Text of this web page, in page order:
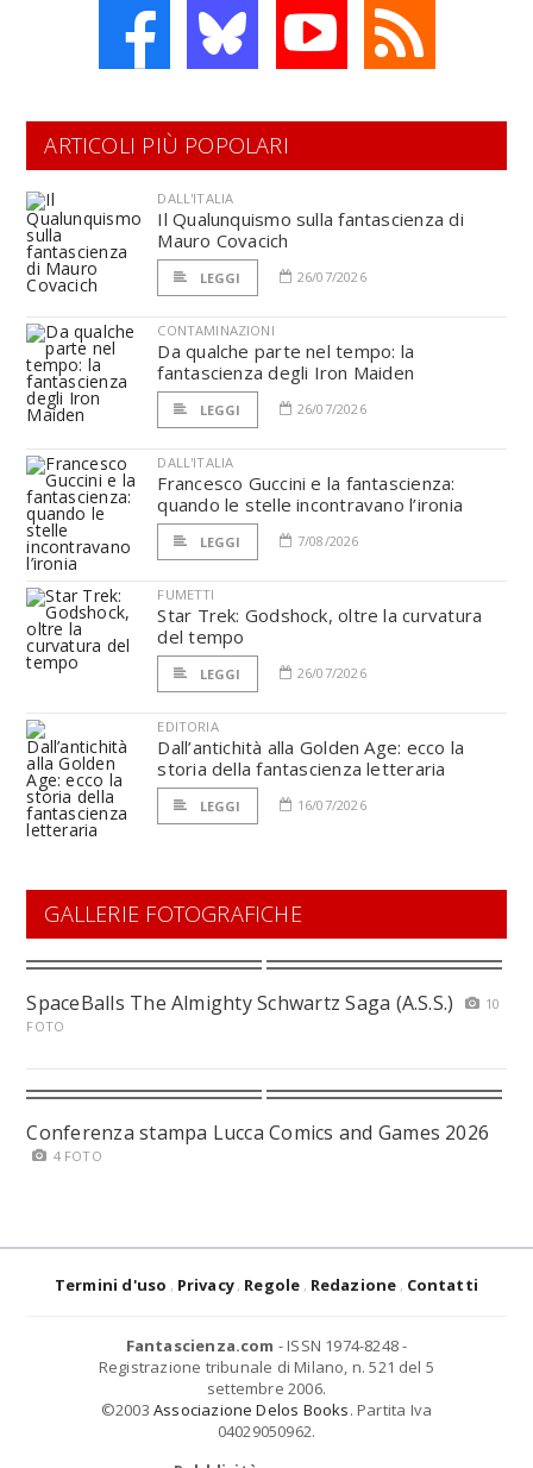
ARTICOLI PIÙ POPOLARI
DALL'ITALIA
Il Qualunquismo sulla fantascienza di
Mauro Covacich
LEGGI 26/07/2026
CONTAMINAZIONI
Da qualche parte nel tempo: la
fantascienza degli Iron Maiden
LEGGI 26/07/2026
DALL'ITALIA
Francesco Guccini e la fantascienza:
quando le stelle incontravano l’ironia
LEGGI 7/08/2026
FUMETTI
Star Trek: Godshock, oltre la curvatura
del tempo
LEGGI 26/07/2026
EDITORIA
Dall’antichità alla Golden Age: ecco la
storia della fantascienza letteraria
LEGGI 16/07/2026
GALLERIE FOTOGRAFICHE
SpaceBalls The Almighty Schwartz Saga (A.S.S.)
10
FOTO
Conferenza stampa Lucca Comics and Games 2026
4 FOTO
Termini d'uso Privacy Regole Redazione Contatti
Fantascienza.com - ISSN 1974-8248 -
Registrazione tribunale di Milano, n. 521 del 5
settembre 2006.
©2003 Associazione Delos Books. Partita Iva
04029050962.